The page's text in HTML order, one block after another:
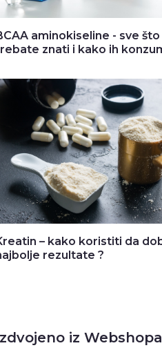
aminokiseline - sve što
znati i kako ih
– kako koristiti da
rezultate ?
iz Webshopa